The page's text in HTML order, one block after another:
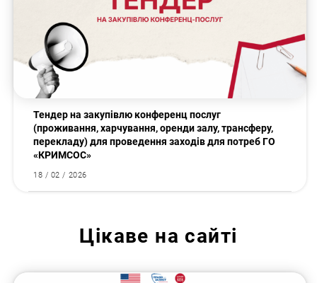
Тендер на закупівлю конференц послуг
(проживання, харчування, оренди залу, трансферу,
перекладу) для проведення заходів для потреб ГО
«КРИМСОС»
18 / 02 / 2026
Цікаве на сайті